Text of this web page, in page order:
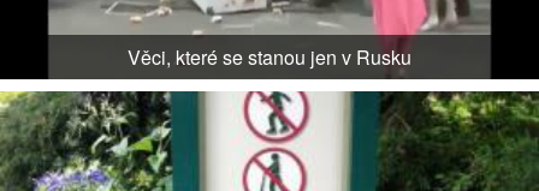
Věci, které se stanou jen v Rusku